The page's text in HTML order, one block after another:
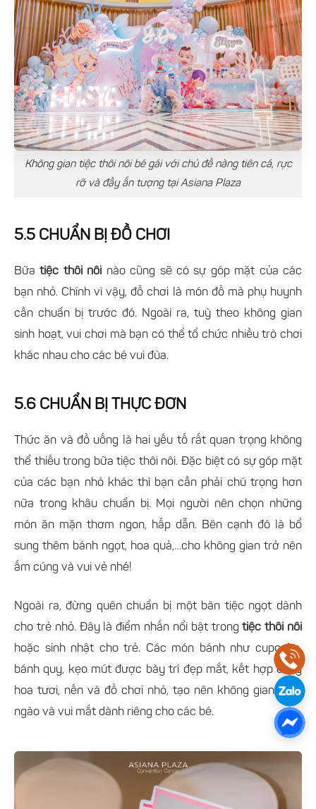
Không gian tiệc thôi nôi bé gái với chủ đề nàng tiên cá, rực
rỡ và đầy ấn tượng tại Asiana Plaza
5.5 CHUẨN BỊ ĐỒ CHƠI
Bữatiệc thôi nôi nào cũng sẽ có sự góp mặt của các
bạn nhỏ. Chính vì vậy, đồ chơi là món đồ mà phụ huynh
cần chuẩn bị trước đó. Ngoài ra, tuỳ theo không gian
sinh hoạt, vui chơi mà bạn có thể tổ chức nhiều trò chơi
khác nhau cho các bé vui đùa.
5.6 CHUẨN BỊ THỰC ĐƠN
Thức ăn và đồ uống là hai yếu tố rất quan trọng không
thể thiếu trong bữa tiệc thôi nôi. Đặc biệt có sự góp mặt
của các bạn nhỏ khác thì bạn cần phải chú trọng hơn
nữa trong khâu chuẩn bị. Mọi người nên chọn những
món ăn mặn thơm ngon, hấp dẫn. Bên cạnh đó là bổ
sung thêm bánh ngọt, hoa quả,…cho không gian trở nên
ấm cúng và vui vẻ nhé!
Ngoài ra, đừng quên chuẩn bị một bàn tiệc ngọt dành
cho trẻ nhỏ. Đây là điểm nhấn nổi bật trong tiệc thôi nôi
hoặc sinh nhật cho trẻ. Các món bánh như cupcake,
bánh quy, kẹo mút được bày trí đẹp mắt, kết hợp cùng
hoa tươi, nến và đồ chơi nhỏ, tạo nên không gian ngọt
ngào và vui mắt dành riêng cho các bé.